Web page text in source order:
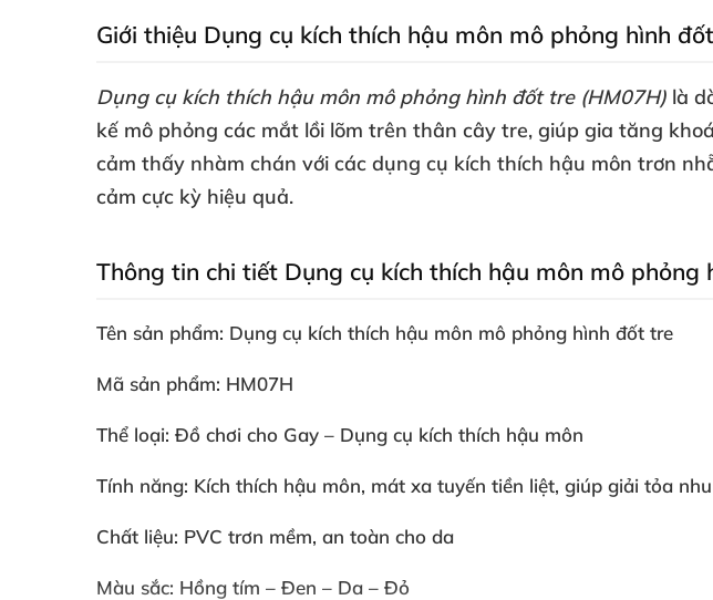
Giới thiệu Dụng cụ kích thích hậu môn mô phỏng hình
Dụng cụ kích thích hậu môn mô phỏng hình đốt tre (HM07H) là
kế mô phỏng các mắt lồi lõm trên thân cây tre, giúp gia tăng
cảm thấy nhàm chán với các dụng cụ kích thích hậu môn trơn
cảm cực kỳ hiệu quả.
Thông tin chi tiết Dụng cụ kích thích hậu môn mô phỏng
Tên sản phẩm: Dụng cụ kích thích hậu môn mô phỏng hình đốt tre
Mã sản phẩm: HM07H
Thể loại: Đồ chơi cho Gay – Dụng cụ kích thích hậu môn
Tính năng: Kích thích hậu môn, mát xa tuyến tiền liệt, giúp giải tỏa
Chất liệu: PVC trơn mềm, an toàn cho da
Màu sắc: Hồng tím – Đen – Da – Đỏ